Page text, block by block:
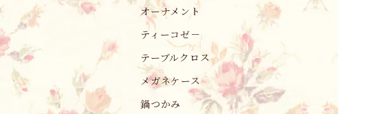
オーナメント
ティーコゼ－
テーブルクロス
メガネケース
鍋つかみ